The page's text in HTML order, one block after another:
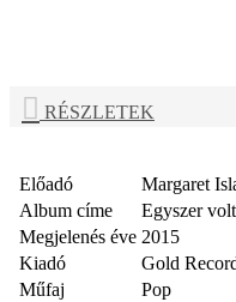
RÉSZLETEK
Előadó
Margaret
Album címe
Egyszer volt
Megjelenés éve 2015
Kiadó
Gold
Műfaj
Pop